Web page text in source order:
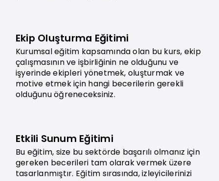
Ekip Oluşturma Eğitimi
Kurumsal eğitim kapsamında olan bu kurs, ekip
çalışmasının ve işbirliğinin ne olduğunu ve
işyerinde ekipleri yönetmek, oluşturmak ve
motive etmek için hangi becerilerin gerekli
olduğunu öğreneceksiniz.
Etkili Sunum Eğitimi
Bu eğitim, size bu sektörde başarılı olmanız için
gereken becerileri tam olarak vermek üzere
tasarlanmıştır. Eğitim sırasında, izleyicilerinizi